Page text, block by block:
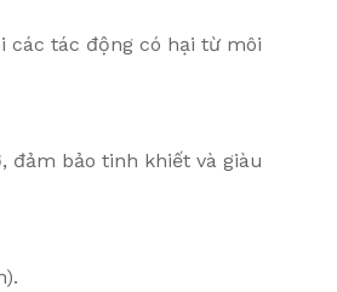
các tác động có hại từ môi
đảm bảo tinh khiết và giàu